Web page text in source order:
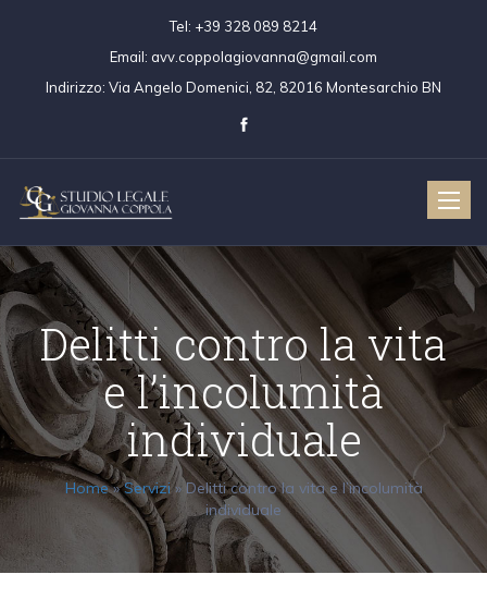
Tel: +39 328 089 8214
Email: avv.coppolagiovanna@gmail.com
Indirizzo: Via Angelo Domenici, 82, 82016 Montesarchio BN
Toggle
Delitti contro la vita
e l’incolumità
individuale
Home»Servizi»Delitti contro la vita e l’incolumità
individuale